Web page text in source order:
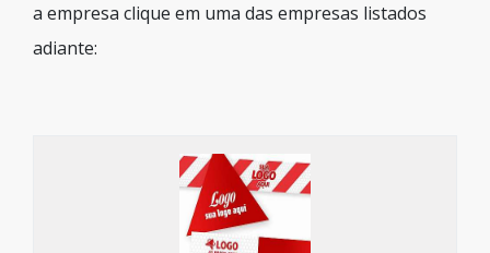
a empresa clique em uma das empresas listados
adiante: